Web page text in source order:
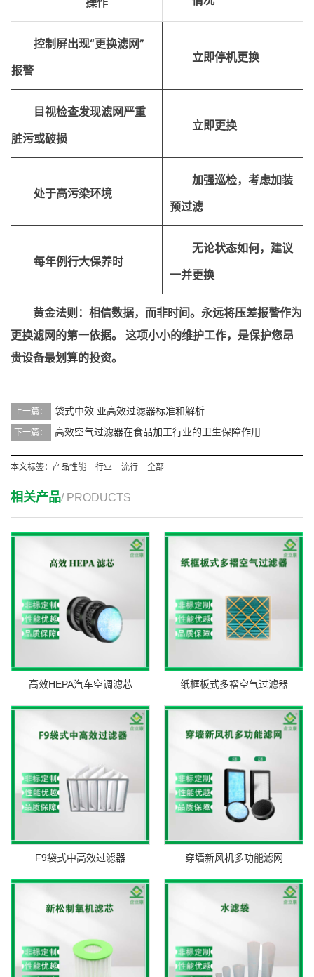
控制屏出现“更换滤网”
报警
立即停机更换
目视检查发现滤网严重
脏污或破损
立即更换
处于高污染环境
加强巡检，考虑加装
预过滤
每年例行大保养时
无论状态如何，建议
一并更换
黄金法则：相信数据，而非时间。永远将压差报警作为
更换滤网的第一依据。 这项小小的维护工作，是保护您昂
贵设备最划算的投资。
上一篇： 袋式中效 亚高效过滤器标准和解析 …
下一篇： 高效空气过滤器在食品加工行业的卫生保障作用
本文标签： 产品性能 行业 流行 全部
相关产品/ PRODUCTS
高效HEPA汽车空调滤芯 纸框板式多褶空气过滤器
F9袋式中高效过滤器 穿墙新风机多功能滤网